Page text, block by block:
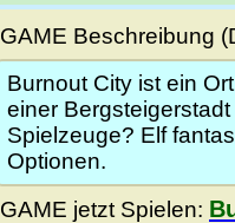
GAME Beschreibung
Burnout City ist ein
einer
Spielzeuge? Elf
Optionen.
GAME jetzt Spielen: